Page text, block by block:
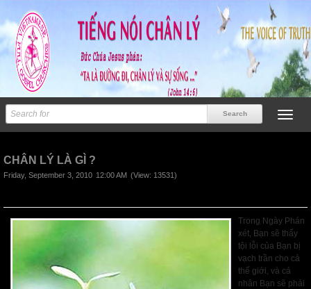
CHÂN LÝ LÀ GÌ ?
Friday, September 3, 2010 12:00 AM (View: 13531)
Trong Ngày Phán
xét, Bạn sẽ thấy
tội lỗi của Bạn bị
vạch trần cho cả
thế giới, và cá
nhân Bạn sẽ phải